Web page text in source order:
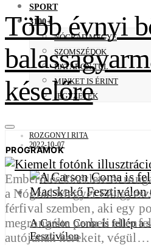
SPORT
3100+
NÓGRÁD MEGYE
SZOMSZÉDOK
HATÁRON TÚL
MINKET IS ÉRINT
JEGYZETEK
PROGRAMOK
A Carson Coma is fellép a
Fesztiválon
Több évnyi
késelőre
ROZGONYI RITA
2022-10-07
Emberölés kísérlete és
a Nógrád Megyei
férfival szemben, aki egy
megrongálta perbeli
autójának kerekeit, végül…